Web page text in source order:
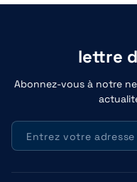
lettre
Abonnez-vous à notre